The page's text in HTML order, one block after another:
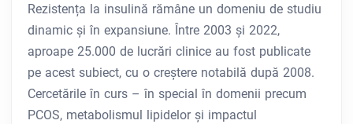
Rezistența la insulină rămâne un domeniu de studiu
dinamic și în expansiune. Între 2003 și 2022,
aproape 25.000 de lucrări clinice au fost publicate
pe acest subiect, cu o creștere notabilă după 2008.
Cercetările în curs – în special în domenii precum
PCOS, metabolismul lipidelor și impactul